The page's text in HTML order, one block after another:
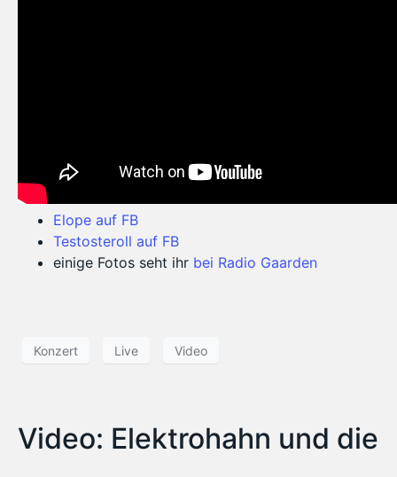
Elope auf FB
Testosteroll auf FB
einige Fotos seht ihr bei Radio Gaarden
Konzert Live Video
Video: Elektrohahn und die